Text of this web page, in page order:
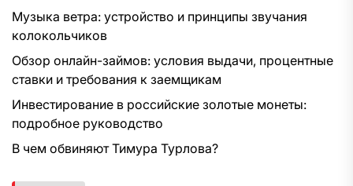
Музыка ветра: устройство и принципы звучания
колокольчиков
Обзор онлайн-займов: условия выдачи, процентные
ставки и требования к заемщикам
Инвестирование в российские золотые монеты:
подробное руководство
В чем обвиняют Тимура Турлова?